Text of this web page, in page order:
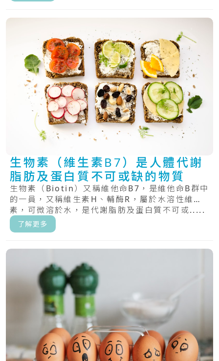
生物素（維生素B7）是人體代謝
脂肪及蛋白質不可或缺的物質
生物素（Biotin）又稱維他命B7，是維他命B群中
的一員，又稱維生素H、輔酶R，屬於水溶性維生
素，可微溶於水，是代謝脂肪及蛋白質不可或.....
了解更多